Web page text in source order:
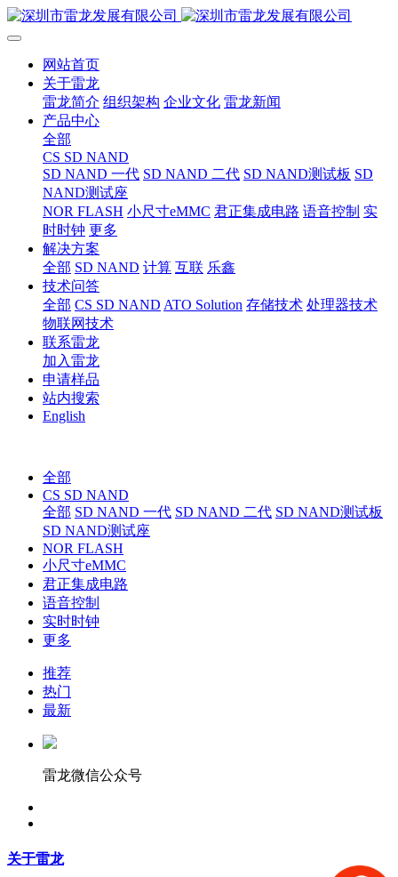
网站首页
关于雷龙
雷龙简介 组织架构 企业文化 雷龙新闻
产品中心
全部
CS SD NAND
SD NAND 一代 SD NAND 二代 SD NAND测试板 SD
NAND测试座
NOR FLASH 小尺寸eMMC 君正集成电路 语音控制 实
时时钟 更多
解决方案
全部 SD NAND 计算 互联 乐鑫
技术问答
全部 CS SD NAND ATO Solution 存储技术 处理器技术
物联网技术
联系雷龙
加入雷龙
申请样品
站内搜索
English
全部
CS SD NAND
全部 SD NAND 一代 SD NAND 二代 SD NAND测试板
SD NAND测试座
NOR FLASH
小尺寸eMMC
君正集成电路
语音控制
实时时钟
更多
推荐
热门
最新
雷龙微信公众号
关于雷龙